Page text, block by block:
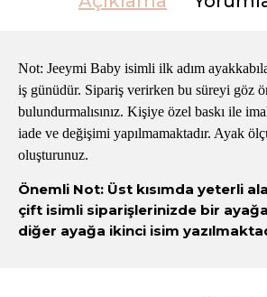
Not: Jeeymi Baby isimli ilk adım
iş günüdür. Sipariş verirken bu süreyi göz
bulundurmalısınız. Kişiye özel baskı ile
iade ve değişimi yapılmamaktadır. Ayak
oluşturunuz.
Önemli Not: Üst kısımda yeterli
çift isimli siparişlerinizde bir
diğer ayağa ikinci isim